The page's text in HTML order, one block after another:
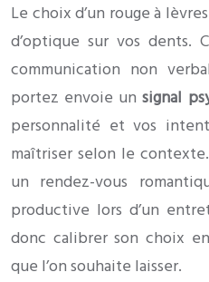
Le choix d’un rouge à
d’optique sur vos dents.
communication non
portez envoie unsignal
personnalité et vos
maîtriser selon le
un rendez-vous
productive lors d’un
donc calibrer son choix
que l’on souhaite laisser.